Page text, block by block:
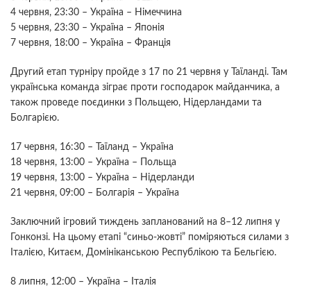
4 червня, 23:30 – Україна – Німеччина
5 червня, 23:30 – Україна – Японія
7 червня, 18:00 – Україна – Франція
Другий етап турніру пройде з 17 по 21 червня у Таїланді. Там
українська команда зіграє проти господарок майданчика, а
також проведе поєдинки з Польщею, Нідерландами та
Болгарією.
17 червня, 16:30 – Таїланд – Україна
18 червня, 13:00 – Україна – Польща
19 червня, 13:00 – Україна – Нідерланди
21 червня, 09:00 – Болгарія – Україна
Заключний ігровий тиждень запланований на 8–12 липня у
Гонконзі. На цьому етапі “синьо-жовті” поміряються силами з
Італією, Китаєм, Домініканською Республікою та Бельгією.
8 липня, 12:00 – Україна – Італія